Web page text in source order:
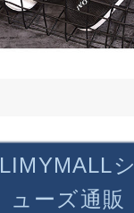
LIMYMALLシ
ューズ通販